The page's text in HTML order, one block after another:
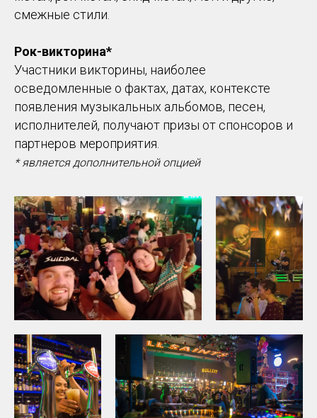
смежные стили.
Рок-викторина*
Участники викторины, наиболее
осведомленные о фактах, датах, контексте
появления музыкальных альбомов, песен,
исполнителей, получают призы от спонсоров и
партнеров мероприятия.
* является дополнительной опцией